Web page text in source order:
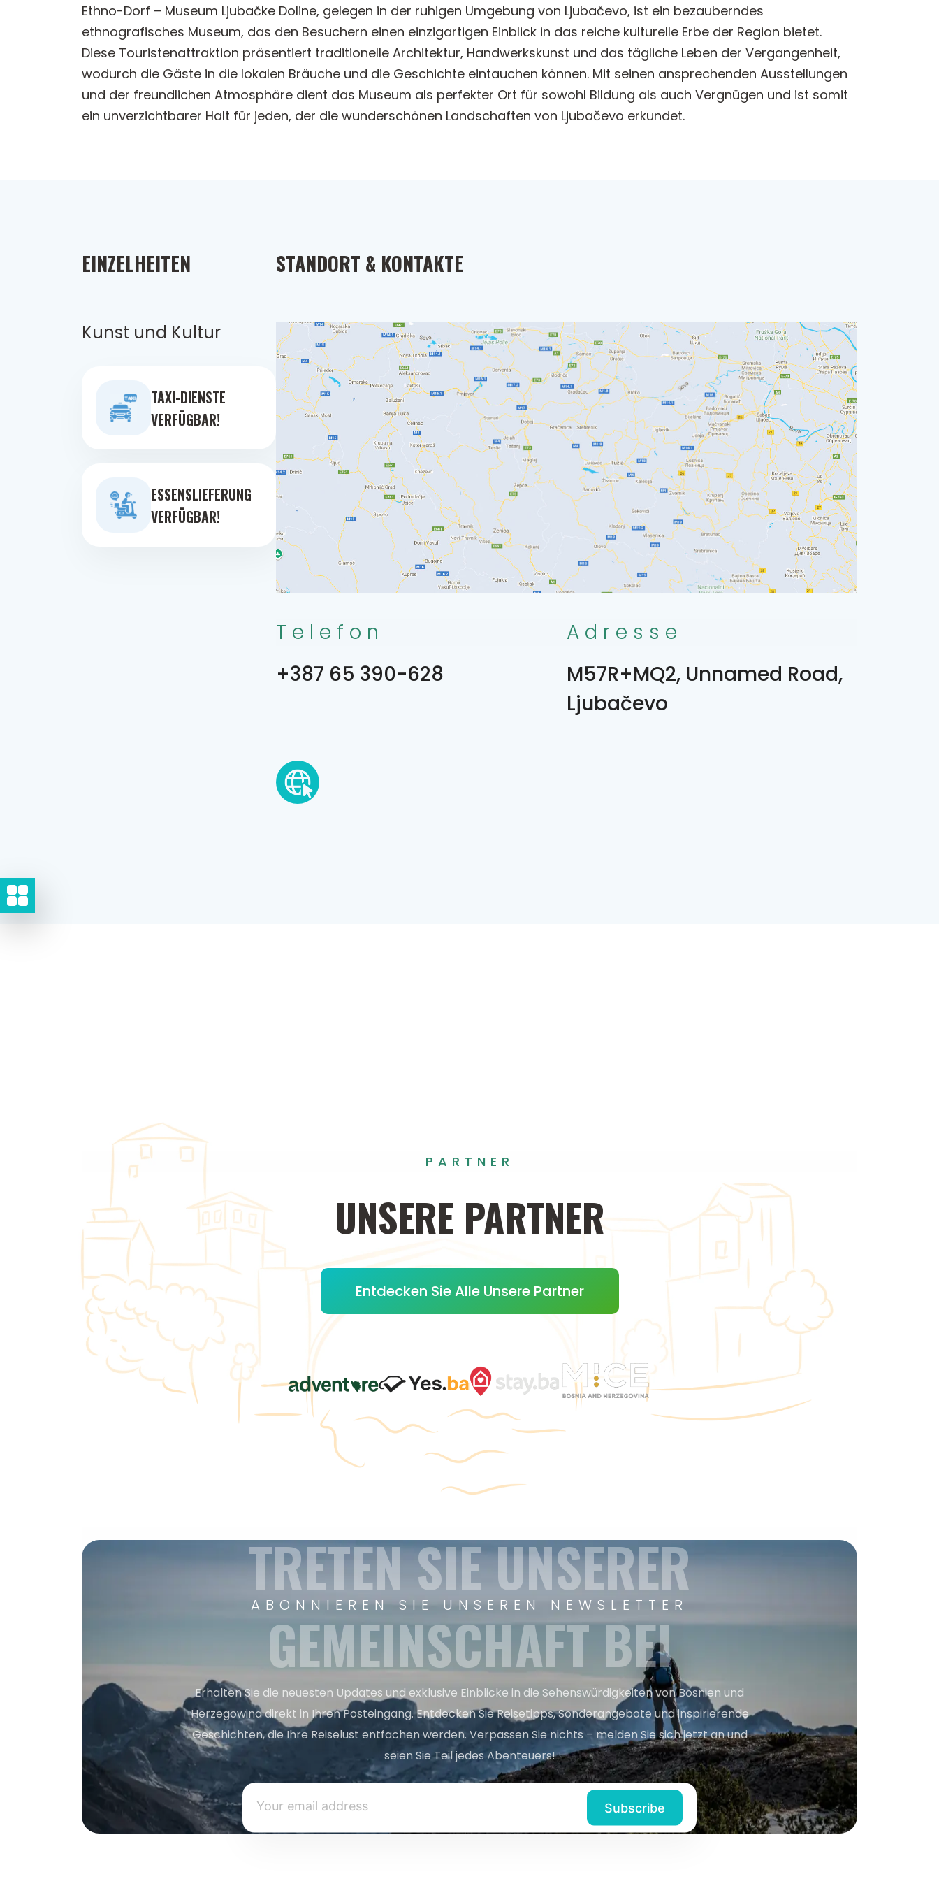
Ethno-Dorf – Museum Ljubačke Doline, gelegen in der ruhigen Umgebung von Ljubačevo, ist ein bezauberndes
ethnografisches Museum, das den Besuchern einen einzigartigen Einblick in das reiche kulturelle Erbe der Region bietet.
Diese Touristenattraktion präsentiert traditionelle Architektur, Handwerkskunst und das tägliche Leben der Vergangenheit,
wodurch die Gäste in die lokalen Bräuche und die Geschichte eintauchen können. Mit seinen ansprechenden Ausstellungen
und der freundlichen Atmosphäre dient das Museum als perfekter Ort für sowohl Bildung als auch Vergnügen und ist somit
ein unverzichtbarer Halt für jeden, der die wunderschönen Landschaften von Ljubačevo erkundet.
EINZELHEITEN
Kunst und Kultur
TAXI-DIENSTE
VERFÜGBAR!
ESSENSLIEFERUNG
VERFÜGBAR!
STANDORT & KONTAKTE
Telefon
+387 65 390-628
Adresse
M57R+MQ2, Unnamed Road,
Ljubačevo
PARTNER
UNSERE PARTNER
Entdecken Sie Alle Unsere Partner
ABONNIEREN SIE UNSEREN NEWSLETTER
TRETEN SIE UNSERER
GEMEINSCHAFT BEI
Erhalten Sie die neuesten Updates und exklusive Einblicke in die Sehenswürdigkeiten von Bosnien und
Herzegowina direkt in Ihren Posteingang. Entdecken Sie Reisetipps, Sonderangebote und inspirierende
Geschichten, die Ihre Reiselust entfachen werden. Verpassen Sie nichts – melden Sie sich jetzt an und
seien Sie Teil jedes Abenteuers!